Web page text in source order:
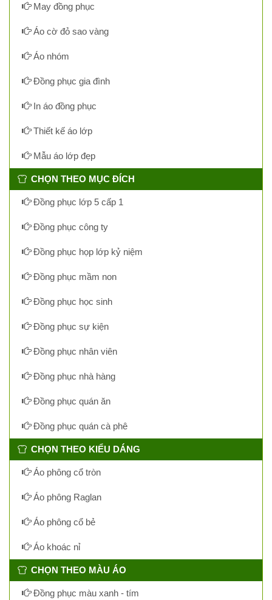
May đồng phục
Áo cờ đỏ sao vàng
Áo nhóm
Đồng phục gia đình
In áo đồng phục
Thiết kế áo lớp
Mẫu áo lớp đẹp
CHỌN THEO MỤC ĐÍCH
Đồng phục lớp 5 cấp 1
Đồng phục công ty
Đồng phục họp lớp kỷ niệm
Đồng phục mầm non
Đồng phục học sinh
Đồng phục sự kiện
Đồng phục nhân viên
Đồng phục nhà hàng
Đồng phục quán ăn
Đồng phục quán cà phê
CHỌN THEO KIỂU DÁNG
Áo phông cổ tròn
Áo phông Raglan
Áo phông cổ bẻ
Áo khoác nỉ
CHỌN THEO MÀU ÁO
Đồng phục màu xanh - tím